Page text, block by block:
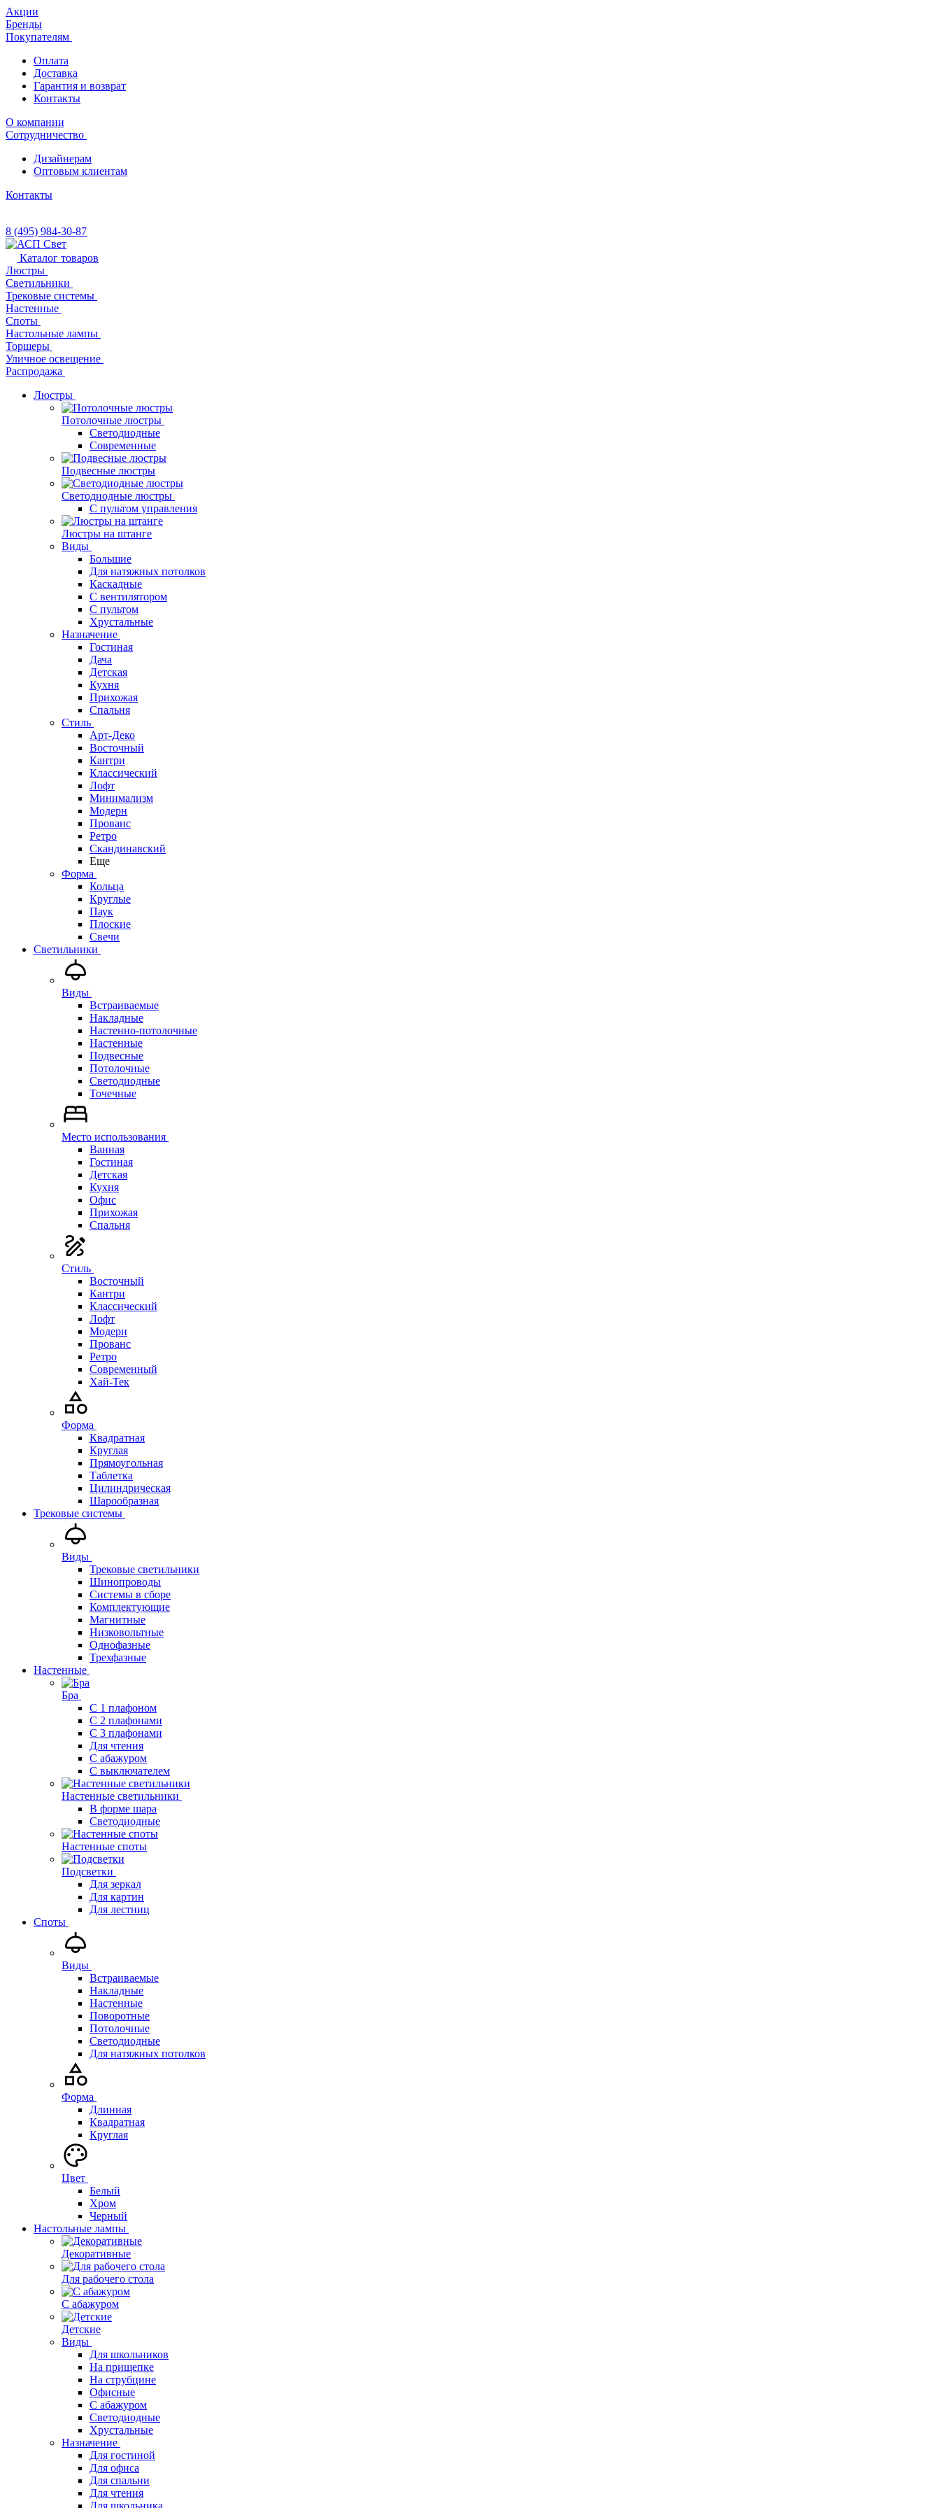
Акции
Бренды
Покупателям
Оплата
Доставка
Гарантия и возврат
Контакты
О компании
Сотрудничество
Дизайнерам
Оптовым клиентам
Контакты
8 (495) 984-30-87
Каталог товаров
Люстры
Светильники
Трековые системы
Настенные
Споты
Настольные лампы
Торшеры
Уличное освещение
Распродажа
Люстры
Потолочные люстры
Светодиодные
Современные
Подвесные люстры
Светодиодные люстры
С пультом управления
Люстры на штанге
Виды
Большие
Для натяжных потолков
Каскадные
С вентилятором
С пультом
Хрустальные
Назначение
Гостиная
Дача
Детская
Кухня
Прихожая
Спальня
Стиль
Арт-Деко
Восточный
Кантри
Классический
Лофт
Минимализм
Модерн
Прованс
Ретро
Скандинавский
Еще
Форма
Кольца
Круглые
Паук
Плоские
Свечи
Светильники
Виды
Встраиваемые
Накладные
Настенно-потолочные
Настенные
Подвесные
Потолочные
Светодиодные
Точечные
Место использования
Ванная
Гостиная
Детская
Кухня
Офис
Прихожая
Спальня
Стиль
Восточный
Кантри
Классический
Лофт
Модерн
Прованс
Ретро
Современный
Хай-Тек
Форма
Квадратная
Круглая
Прямоугольная
Таблетка
Цилиндрическая
Шарообразная
Трековые системы
Виды
Трековые светильники
Шинопроводы
Системы в сборе
Комплектующие
Магнитные
Низковольтные
Однофазные
Трехфазные
Настенные
Бра
С 1 плафоном
С 2 плафонами
С 3 плафонами
Для чтения
С абажуром
С выключателем
Настенные светильники
В форме шара
Светодиодные
Настенные споты
Подсветки
Для зеркал
Для картин
Для лестниц
Споты
Виды
Встраиваемые
Накладные
Настенные
Поворотные
Потолочные
Светодиодные
Для натяжных потолков
Форма
Длинная
Квадратная
Круглая
Цвет
Белый
Хром
Черный
Настольные лампы
Декоративные
Для рабочего стола
С абажуром
Детские
Виды
Для школьников
На прищепке
На струбцине
Офисные
С абажуром
Светодиодные
Хрустальные
Назначение
Для гостиной
Для офиса
Для спальни
Для чтения
Для школьника